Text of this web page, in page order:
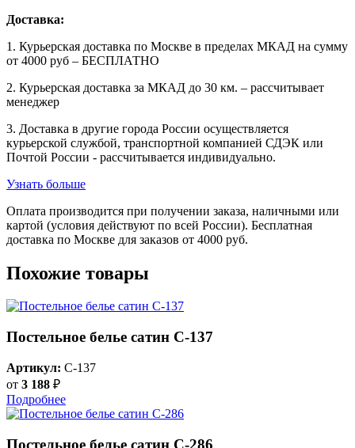
Доставка:
1. Курьерская доставка по Москве в пределах МКАД на сумму
от 4000 руб – БЕСПЛАТНО
2. Курьерская доставка за МКАД до 30 км. – рассчитывает
менеджер
3. Доставка в другие города России осуществляется
курьерской службой, транспортной компанией СДЭК или
Почтой России - рассчитывается индивидуально.
Узнать больше
Оплата производится при получении заказа, наличными или
картой (условия действуют по всей России). Бесплатная
доставка по Москве для заказов от 4000 руб.
Похожие товары
Постельное белье сатин С-137
Артикул: C-137
от 3 188 ₽
Подробнее
Постельное белье сатин С-286